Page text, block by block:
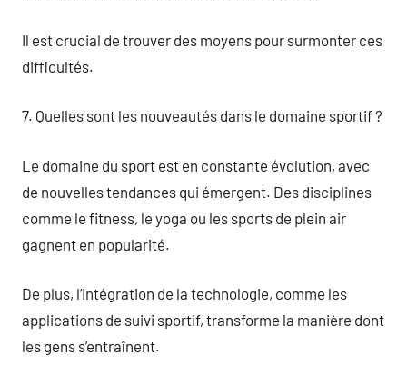
Il est crucial de trouver des moyens pour surmonter ces
difficultés.
7. Quelles sont les nouveautés dans le domaine sportif ?
Le domaine du sport est en constante évolution, avec
de nouvelles tendances qui émergent. Des disciplines
comme le fitness, le yoga ou les sports de plein air
gagnent en popularité.
De plus, l’intégration de la technologie, comme les
applications de suivi sportif, transforme la manière dont
les gens s’entraînent.